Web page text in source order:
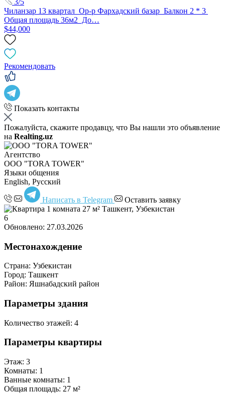
Чиланзар 13 квартал Ор-р Фархадский базар Балкон 2 * 3
Общая площадь 36м2 До…
$44,000
Рекомендовать
Показать контакты
Пожалуйста, скажите продавцу, что Вы нашли это объявление
на Realting.uz
Агентство
OOO "TORA TOWER"
Языки общения
English, Русский
Написать в Telegram Оставить заявку
6
Обновлено: 27.03.2026
Местонахождение
Страна: Узбекистан
Город: Ташкент
Район: Яшнабадский район
Параметры здания
Количество этажей: 4
Параметры квартиры
Этаж: 3
Комнаты: 1
Ванные комнаты: 1
Общая площадь: 27 м²